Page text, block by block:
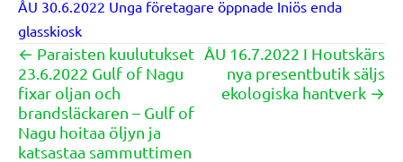
ÅU 30.6.2022 Unga företagare öppnade Iniös enda
glasskiosk
Posts
navigation
← Paraisten kuulutukset
23.6.2022 Gulf of Nagu
fixar oljan och
brandsläckaren – Gulf of
Nagu hoitaa öljyn ja
katsastaa sammuttimen
ÅU 16.7.2022 I Houtskärs
nya presentbutik säljs
ekologiska hantverk →